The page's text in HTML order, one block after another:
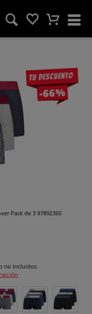
Tu descuento
-66%
Pack de 3 97892360
no incluidos.